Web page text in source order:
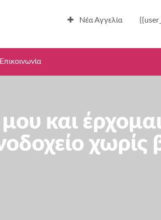
Νέα Αγγελία
Επικοινωνία
και
χωρίς